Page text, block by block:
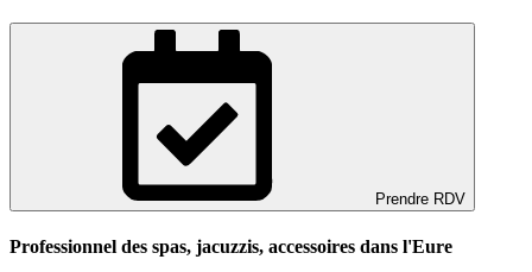
Prendre RDV
Professionnel des spas, jacuzzis, accessoires dans l'Eure